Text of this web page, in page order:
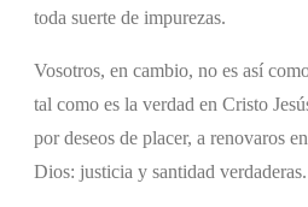
toda suerte de impurezas.
Vosotros, en cambio, no es así
tal como es la verdad en Cristo
por deseos de placer, a renovaros
Dios: justicia y santidad verdaderas.